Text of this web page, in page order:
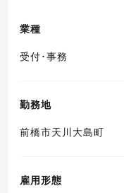
業種
受付･事務
勤務地
前橋市天川大島町
雇用形態